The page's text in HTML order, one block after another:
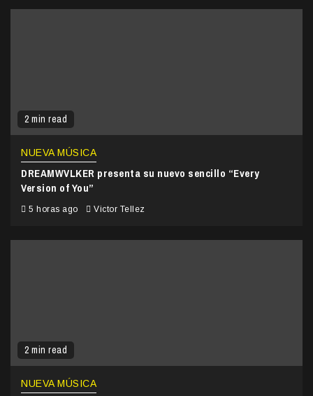
2 min read
NUEVA MÚSICA
DREAMWVLKER presenta su nuevo sencillo “Every
Version of You”
5 horas ago Victor Tellez
2 min read
NUEVA MÚSICA